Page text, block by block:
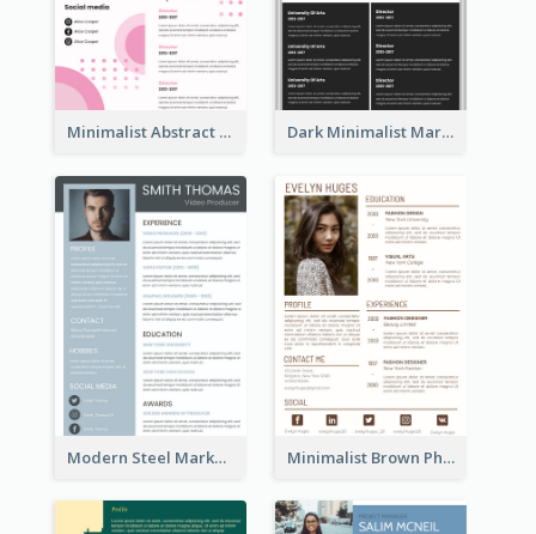
Minimalist Abstract Pink Resume Dark Minimalist Marketing Manager Resume
Modern Steel Marketer Resume Minimalist Brown Photography Resume